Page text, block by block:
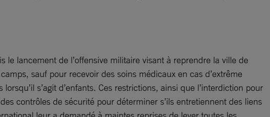
lancement de l’offensive militaire visant à reprendre la ville de
sauf pour recevoir des soins médicaux en cas d’extrême
s’agit d’enfants. Ces restrictions, ainsi que l’interdiction pour
contrôles de sécurité pour déterminer s’ils entretiennent des liens